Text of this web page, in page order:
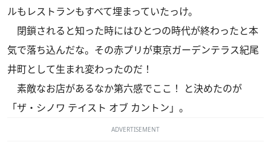
ルもレストランもすべて埋まっていたっけ。
閉鎖されると知った時にはひとつの時代が終わったと本
気で落ち込んだな。その赤プリが東京ガーデンテラス紀尾
井町として生まれ変わったのだ！
素敵なお店があるなか第六感でここ！ と決めたのが
「ザ・シノワ テイスト オブ カントン」。
ADVERTISEMENT